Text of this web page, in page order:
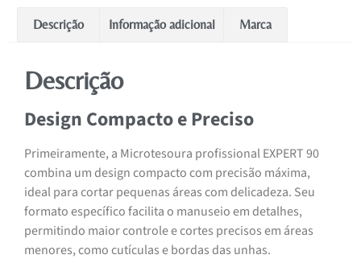
Descrição Informação adicional Marca
Descrição
Design Compacto e Preciso
Primeiramente, a Microtesoura profissional EXPERT 90
combina um design compacto com precisão máxima,
ideal para cortar pequenas áreas com delicadeza. Seu
formato específico facilita o manuseio em detalhes,
permitindo maior controle e cortes precisos em áreas
menores, como cutículas e bordas das unhas.